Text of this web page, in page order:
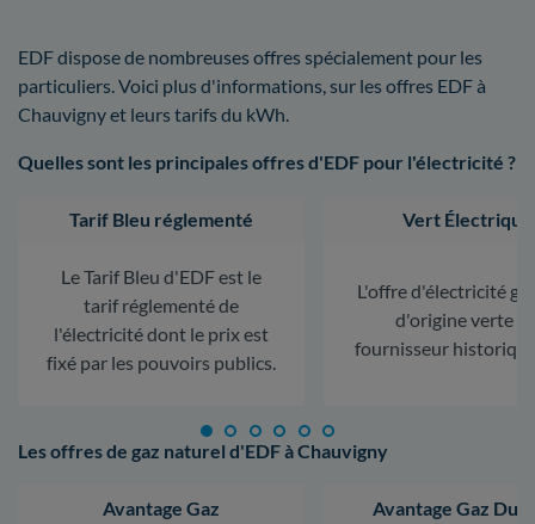
EDF dispose de nombreuses offres spécialement pour les
particuliers. Voici plus d'informations, sur les offres EDF à
Chauvigny et leurs tarifs du kWh.
Quelles sont les principales offres d'EDF pour l'électricité ?
Tarif Bleu réglementé
Le Tarif Bleu d'EDF est le
tarif réglementé de
l'électricité dont le prix est
fixé par les pouvoirs publics.
Vert Électrique
L'offre d'électricité
d'origine verte
fournisseur
Les offres de gaz naturel d'EDF à Chauvigny
Avantage Gaz Avantage Gaz